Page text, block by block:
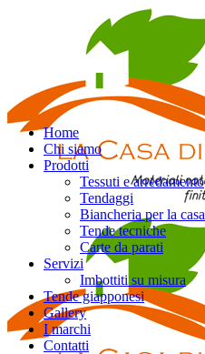
Home
Chi siamo
Prodotti
Tessuti e arredamento
Tendaggi
Biancheria per la casa
Tende tecniche
Carte da parati
Servizi
Imbottiti su misura
Tende giapponesi
Gallery
I marchi
Contatti